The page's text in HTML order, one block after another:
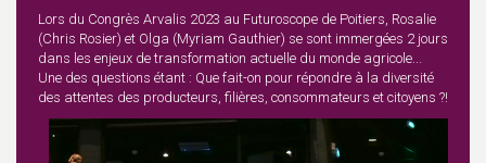
Lors du Congrès Arvalis 2023 au Futuroscope de Poitiers, Rosalie
(Chris Rosier) et Olga (Myriam Gauthier) se sont immergées 2 jours
dans les enjeux de transformation actuelle du monde agricole...
Une des questions étant : Que fait-on pour répondre à la diversité
des attentes des producteurs, filières, consommateurs et citoyens ?!